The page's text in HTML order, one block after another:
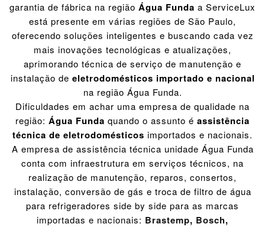
garantia de fábrica na região Água Funda a ServiceLux
está presente em várias regiões de São Paulo,
oferecendo soluções inteligentes e buscando cada vez
mais inovações tecnológicas e atualizações,
aprimorando técnica de serviço de manutenção e
instalação de eletrodomésticos importado e nacional
na região Água Funda.
Dificuldades em achar uma empresa de qualidade na
região: Água Funda quando o assunto é assistência
técnica de eletrodomésticos importados e nacionais.
A empresa de assistência técnica unidade Água Funda
conta com infraestrutura em serviços técnicos, na
realização de manutenção, reparos, consertos,
instalação, conversão de gás e troca de filtro de água
para refrigeradores side by side para as marcas
importadas e nacionais: Brastemp, Bosch,